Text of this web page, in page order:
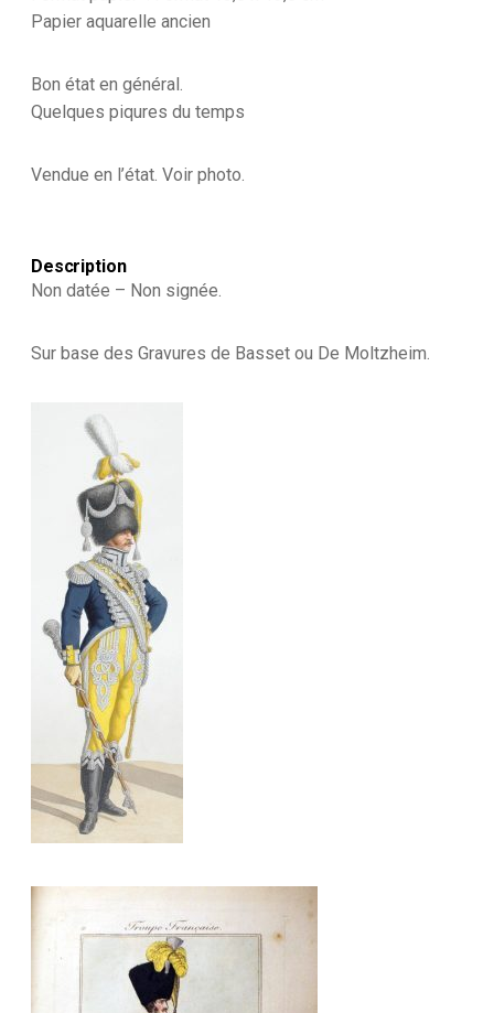
Garde
Royale
-
Les
Uniformes
Garde
Tambour
6
Papier aquarelle ancien
Bon état en général.
Quelques piqures du temps
Vendue en l’état. Voir photo.
Description
Non datée – Non signée.
Sur base des Gravures de Basset ou De Moltzheim.